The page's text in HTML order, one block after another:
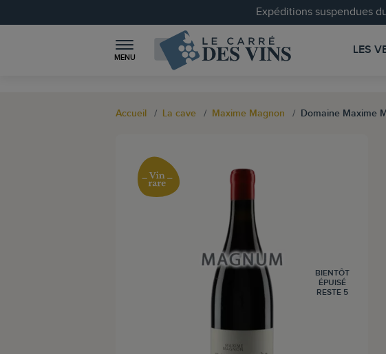
Expéditions suspendues
MENU
LES
Accueil La cave Maxime Magnon Domaine Maxime
BIENTÔT
ÉPUISÉ
RESTE 5